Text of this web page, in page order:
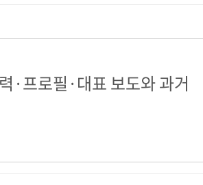
·프로필·대표 보도와 과거